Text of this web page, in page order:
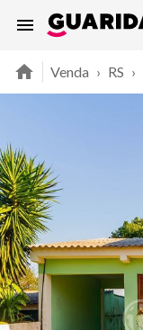
Venda › RS ›